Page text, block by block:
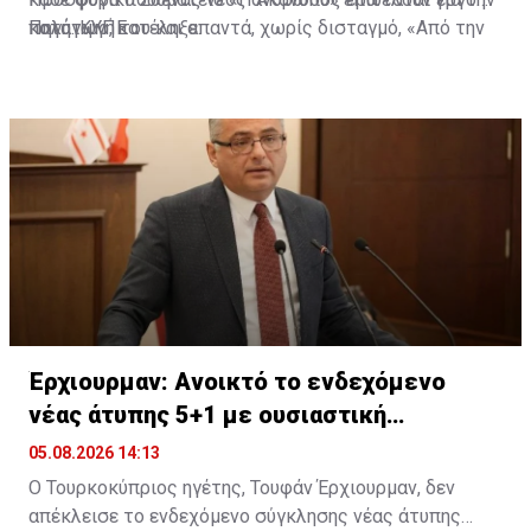
καταγωγή του και απαντά, χωρίς δισταγμό, «Από την
πολύτιμο, κατέληξε.
Πηγή: ΚΥΠΕ
Έρχιουρμαν: Ανοικτό το ενδεχόμενο
νέας άτυπης 5+1 με ουσιαστική
προετοιμασία
05.08.2026 14:13
Ο Τουρκοκύπριος ηγέτης, Τουφάν Έρχιουρμαν, δεν
απέκλεισε το ενδεχόμενο σύγκλησης νέας άτυπης